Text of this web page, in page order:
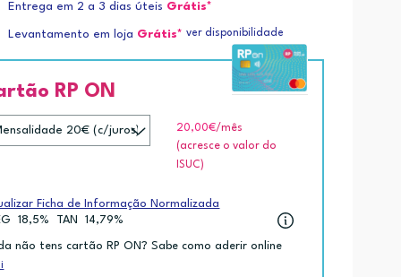
Entrega em 2 a 3 dias úteis Grátis*
Levantamento em loja Grátis* ver disponibilidade
RP ON
20,00€/mês
(acresce o valor do
ISUC)
Ficha de Informação Normalizada
18,5% TAN 14,79%
não tens cartão RP ON? Sabe como aderir online